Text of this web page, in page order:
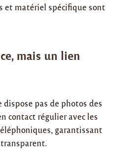
et matériel spécifique sont
mais un lien
dispose pas de photos des
contact régulier avec les
garantissant